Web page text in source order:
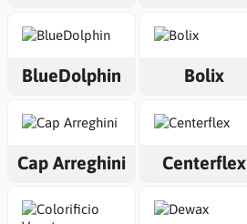
BlueDolphin Bolix
Cap Arreghini Centerflex